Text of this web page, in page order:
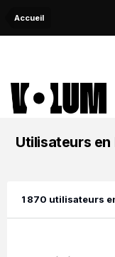
Accueil
Utilisateurs en
1 870 utilisateurs